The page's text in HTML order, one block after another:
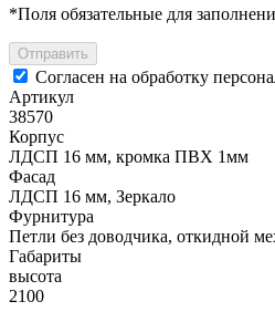
*Поля обязательные для
Отправить
Согласен на обработку
Артикул
38570
Корпус
ЛДСП 16 мм, кромка ПВХ 1мм
Фасад
ЛДСП 16 мм, Зеркало
Фурнитура
Петли без доводчика, откидной
Габариты
высота
2100